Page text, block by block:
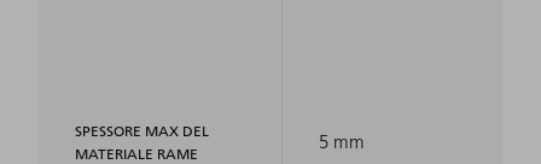
SPESSORE MAX DEL
MATERIALE RAME
5 mm